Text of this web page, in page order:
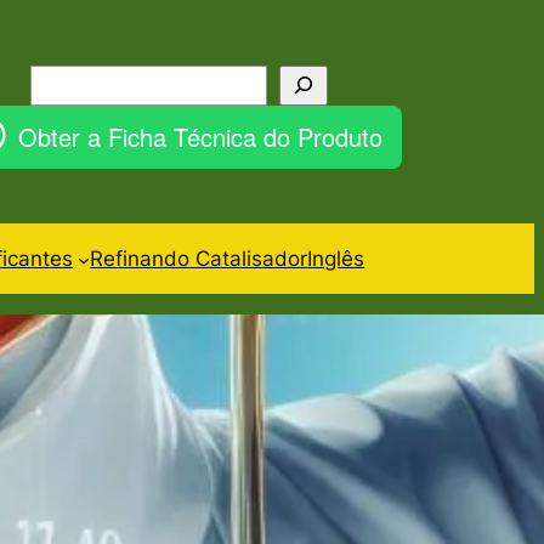
Obter a Ficha Técnica do Produto
Refinando CatalisadorInglês